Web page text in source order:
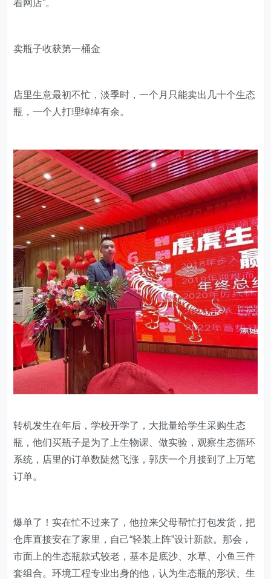
着网店”。
卖瓶子收获第一桶金
店里生意最初不忙，淡季时，一个月只能卖出几十个生态
瓶，一个人打理绰绰有余。
转机发生在年后，学校开学了，大批量给学生采购生态
瓶，他们买瓶子是为了上生物课、做实验，观察生态循环
系统，店里的订单数陡然飞涨，郭庆一个月接到了上万笔
订单。
爆单了！实在忙不过来了，他拉来父母帮忙打包发货，把
仓库直接安在了家里，自己“轻装上阵”设计新款。那会，
市面上的生态瓶款式较老，基本是底沙、水草、小鱼三件
套组合。环境工程专业出身的他，认为生态瓶的形状、生